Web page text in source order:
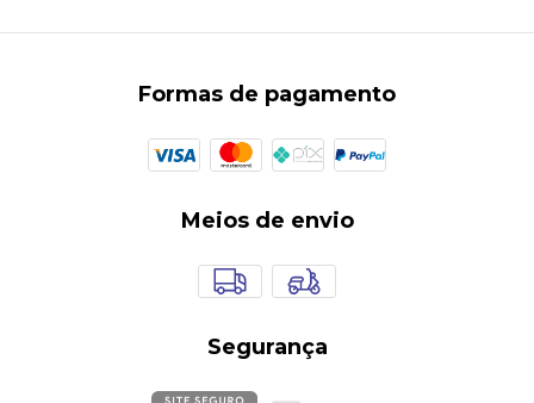
Formas de pagamento
Meios de envio
Segurança